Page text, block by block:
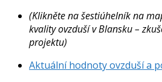
(Klikněte na šestiúhelník na
kvality ovzduší v Blansku –
projektu)
Aktuální hodnoty ovzduší a